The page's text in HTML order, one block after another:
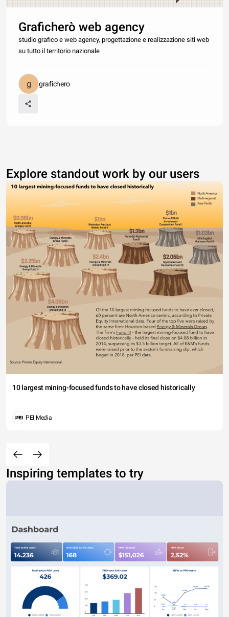
Graficherò web agency
studio grafico e web agency, progettazione e realizzazione siti web
su tutto il territorio nazionale
grafichero
Explore standout work by our users
10 largest mining-focused funds to have closed historically
PEI Media
Inspiring templates to try